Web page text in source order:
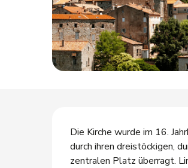
Beschreibung
Die Kirche wurde im 16.
durch ihren dreistöckigen,
zentralen Platz überragt.